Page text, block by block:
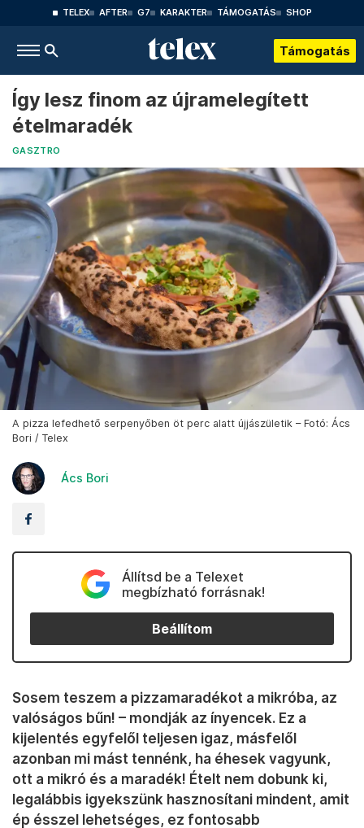
TELEX AFTER G7 KARAKTER TÁMOGATÁS SHOP
Támogatás
Így lesz finom az újramelegített
ételmaradék
GASZTRO
A pizza lefedhető serpenyőben öt perc alatt újjászületik – Fotó: Ács
Bori / Telex
Ács Bori
Állítsd be a Telexet
megbízható forrásnak!
Beállítom
Sosem teszem a pizzamaradékot a mikróba, az
valóságos bűn! – mondják az ínyencek. Ez a
kijelentés egyfelől teljesen igaz, másfelől
azonban mi mást tennénk, ha éhesek vagyunk,
ott a mikró és a maradék! Ételt nem dobunk ki,
legalábbis igyekszünk hasznosítani mindent, amit
ép ésszel lehetséges, ez fontosabb